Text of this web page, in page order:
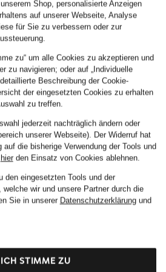
CHF 119
CHF 139
CHF 119
Ursprünglich:
Kleider
Lederjacken für Damen
Leinenhosen für Herren
Shop, personalisierte Anzeigen
auf unserer Webseite, Analyse
für Sie zu verbessern oder zur
zu“ um alle Cookies zu akzeptieren und
zu navigieren; oder auf „Individuelle
Beschreibung der Cookie-
der eingesetzten Cookies zu erhalten
zu treffen.
jederzeit nachträglich ändern oder
unserer Webseite). Der Widerruf hat
die bisherige Verwendung der Tools und
hierden Einsatz von Cookies ablehnen.
den eingesetzten Tools und der
welche wir und unsere Partner durch die
Sie in unserer Datenschutzerklärungund
ICH STIMME ZU